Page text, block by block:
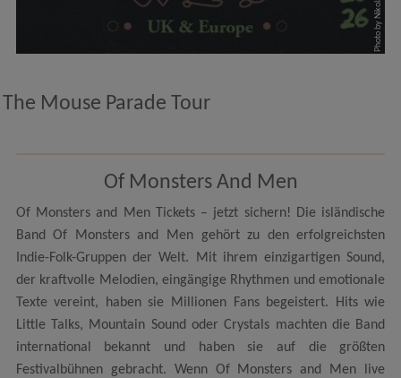
Photo by Nikolai
The Mouse Parade Tour
Of Monsters And Men
Of Monsters and Men Tickets – jetzt sichern! Die isländische
Band Of Monsters and Men gehört zu den erfolgreichsten
Indie-Folk-Gruppen der Welt. Mit ihrem einzigartigen Sound,
der kraftvolle Melodien, eingängige Rhythmen und emotionale
Texte vereint, haben sie Millionen Fans begeistert. Hits wie
Little Talks, Mountain Sound oder Crystals machten die Band
international bekannt und haben sie auf die größten
Festivalbühnen gebracht. Wenn Of Monsters and Men live